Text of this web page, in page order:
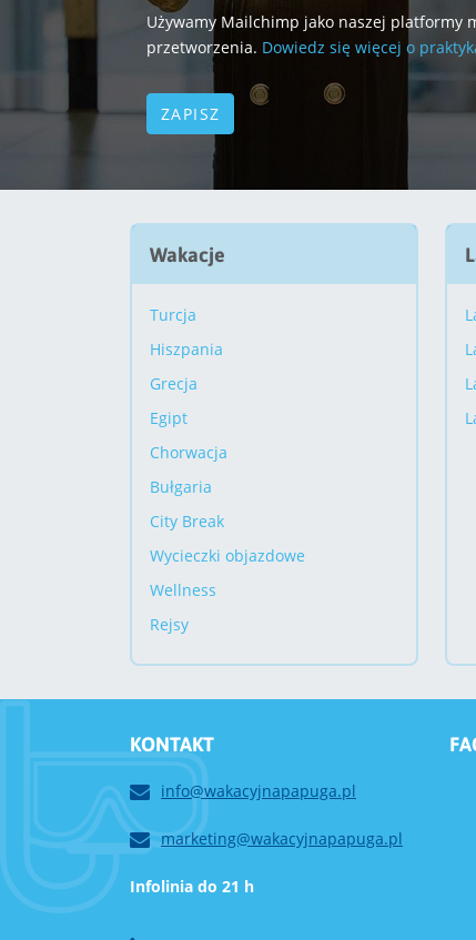
Używamy Mailchimp jako naszej platformy
przetworzenia. Dowiedz się więcej o
Wakacje
Turcja
Hiszpania
Grecja
Egipt
Chorwacja
Bułgaria
City Break
Wycieczki objazdowe
Wellness
Rejsy
KONTAKT
info@wakacyjnapapuga.pl
marketing@wakacyjnapapuga.pl
Infolinia do 21 h